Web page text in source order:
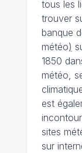
tous les
trouver
banque
météo)
1850
météo,
est
sites
sur